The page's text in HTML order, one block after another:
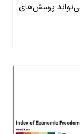
می‌تواند پرسش‌های